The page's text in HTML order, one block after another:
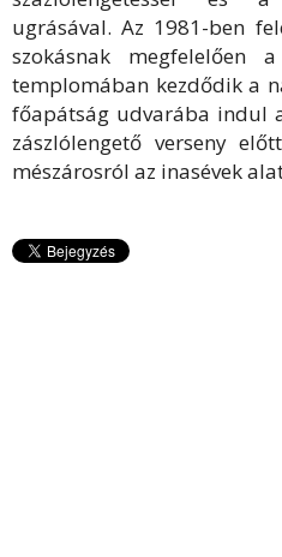
ugrásával. Az 1981-ben
szokásnak megfelelően
templomában kezdődik a
főapátság udvarába indul
zászlólengető verseny
mészárosról az inasévek